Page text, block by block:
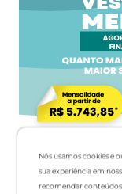
Nós usamos cookies e
sua experiência em
recomendar conteúdos